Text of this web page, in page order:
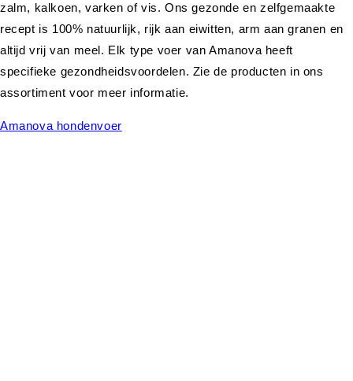
zalm, kalkoen, varken of vis. Ons gezonde en zelfgemaakte
recept is 100% natuurlijk, rijk aan eiwitten, arm aan granen en
altijd vrij van meel. Elk type voer van Amanova heeft
specifieke gezondheidsvoordelen. Zie de producten in ons
assortiment voor meer informatie.
Amanova hondenvoer